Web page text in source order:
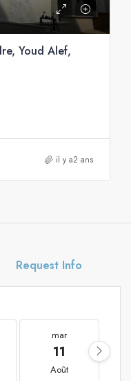
Youd Alef,
il y a2 ans
Request Info
mar
11
Août